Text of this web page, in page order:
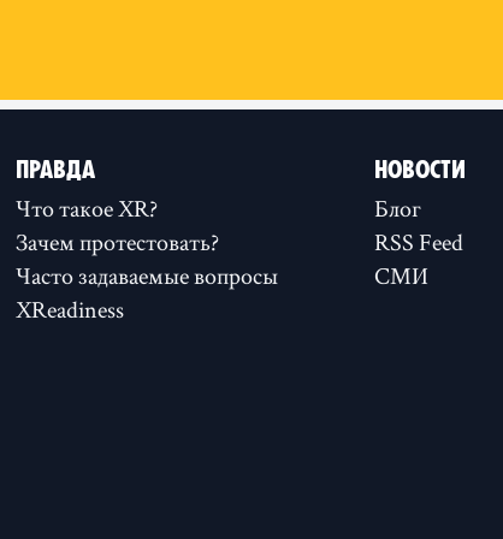
ПРАВДА
Что такое XR?
Зачем протестовать?
Часто задаваемые вопросы
XReadiness
НОВОСТИ
Блог
RSS Feed
СМИ